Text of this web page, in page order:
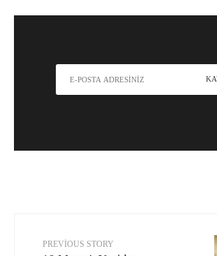
PREVIOUS STORY